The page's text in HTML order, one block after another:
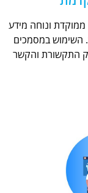
ונוחה מידע
השימוש במסמכים
התקשורת והקשר